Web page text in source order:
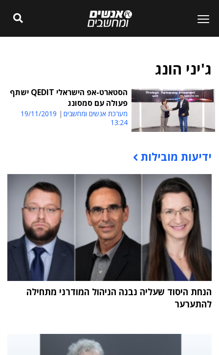
ג'יני הונג
הסטארט-אפ הישראלי QEDIT ישתף
פעולה עם סמסונג
מערכת אנשים ומחשבים
19/11/2019
13:24
תוכן פרסומי
ידיעות מובילות
הנחת היסוד שעליה נבנה הניהול המודרני מתחילה
להתערער